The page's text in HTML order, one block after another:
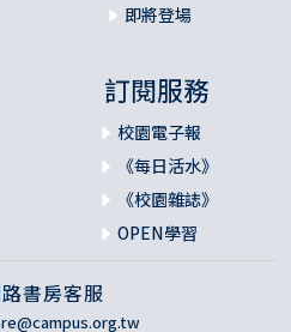
即將登場
訂閱服務
校園電子報
《每日活水》
《校園雜誌》
OPEN學習
書房客服